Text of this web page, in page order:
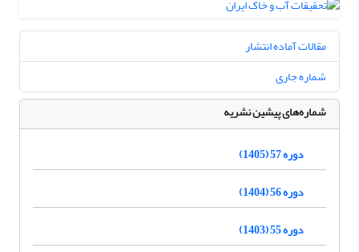
مقالات آماده انتشار
شماره جاری
شماره‌های پیشین نشریه
دوره 57 (1405)
دوره 56 (1404)
دوره 55 (1403)